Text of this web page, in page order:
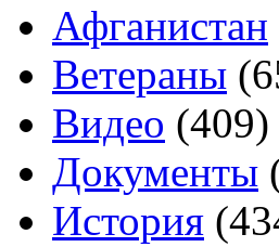
Афганистан
Ветераны
Видео (409)
Документы
История